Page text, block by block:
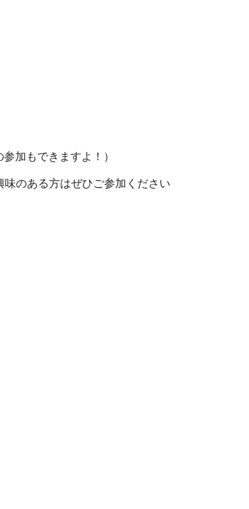
加もできますよ！）
のある方はぜひご参加ください